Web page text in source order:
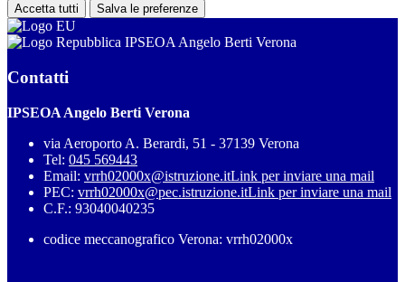
Accetta tutti Salva le preferenze
IPSEOA Angelo Berti Verona
Contatti
IPSEOA Angelo Berti Verona
via Aeroporto A. Berardi, 51 - 37139 Verona
Tel: 045 569443
Email: vrrh02000x@istruzione.itLink per inviare una mail
PEC: vrrh02000x@pec.istruzione.itLink per inviare una mail
C.F.: 93040040235
codice meccanografico Verona: vrrh02000x